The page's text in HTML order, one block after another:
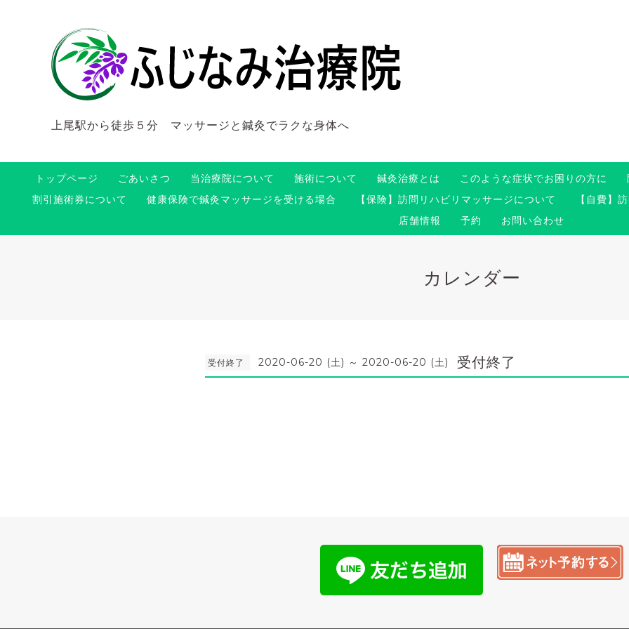
上尾駅から徒歩５分 マッサージと鍼灸でラクな身体へ
トップページ ごあいさつ 当治療院について 施術について 鍼灸治療とは このような症状でお困りの方に
割引施術券について
健康保険で鍼灸マッサージを受ける場合 【保険】訪問リハビリマッサージについて 【自費】
店舗情報
予約 お問い合わせ
カレンダー
受付終了 2020-06-20 (土) ～ 2020-06-20 (土) 受付終了